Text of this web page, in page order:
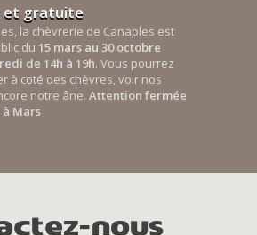
et gratuite
la chèvrerie de Canaples est
du 15 mars au 30 octobre
de 14h à 19h. Vous pourrez
à coté des chèvres, voir nos
notre âne. Attention fermée
Mars
nous